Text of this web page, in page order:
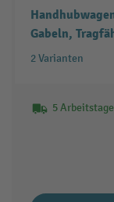
Gabeln,
2 Varianten
5 Arbeitstage